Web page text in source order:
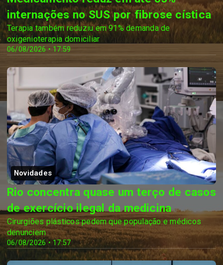
06/08/2026 • 17:59
internações no SUS por fibrose cística
Terapia também reduziu em 91% demanda de
oxigenioterapia domiciliar
Novidades
06/08/2026 • 17:57
Rio concentra quase um terço de casos
de exercício ilegal da medicina
Cirurgiões plásticos pedem que população e médicos
denunciem